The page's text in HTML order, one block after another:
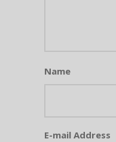
Name
E-mail Address